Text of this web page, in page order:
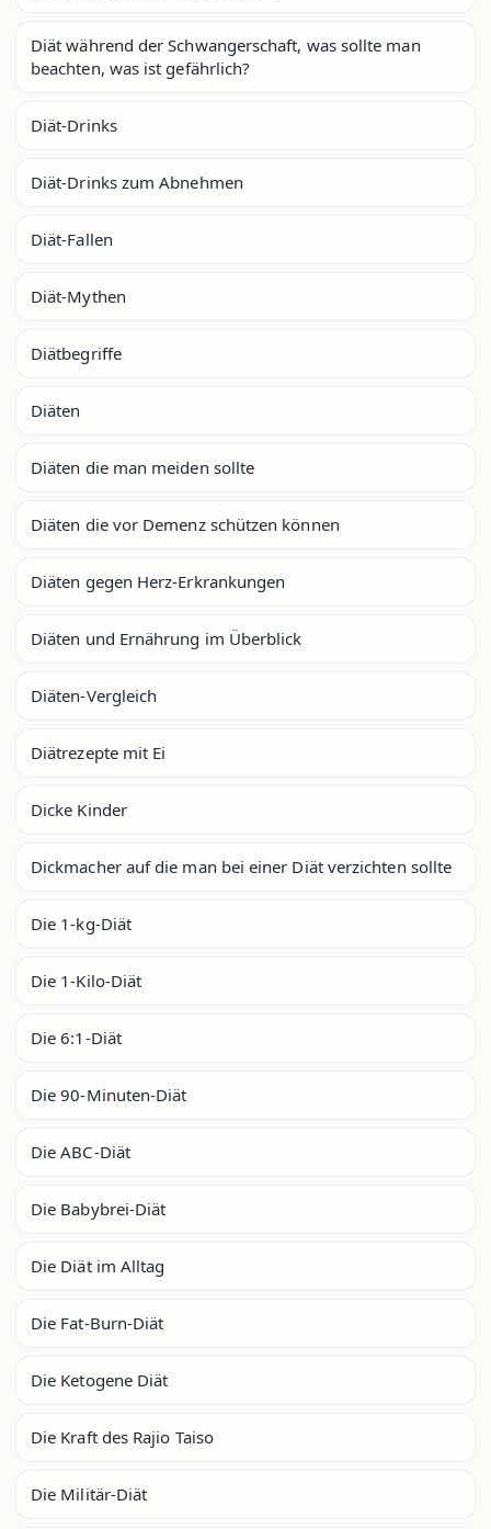
Diät während der Schwangerschaft, was sollte man
beachten, was ist gefährlich?
Diät-Drinks
Diät-Drinks zum Abnehmen
Diät-Fallen
Diät-Mythen
Diätbegriffe
Diäten
Diäten die man meiden sollte
Diäten die vor Demenz schützen können
Diäten gegen Herz-Erkrankungen
Diäten und Ernährung im Überblick
Diäten-Vergleich
Diätrezepte mit Ei
Dicke Kinder
Dickmacher auf die man bei einer Diät verzichten sollte
Die 1-kg-Diät
Die 1-Kilo-Diät
Die 6:1-Diät
Die 90-Minuten-Diät
Die ABC-Diät
Die Babybrei-Diät
Die Diät im Alltag
Die Fat-Burn-Diät
Die Ketogene Diät
Die Kraft des Rajio Taiso
Die Militär-Diät